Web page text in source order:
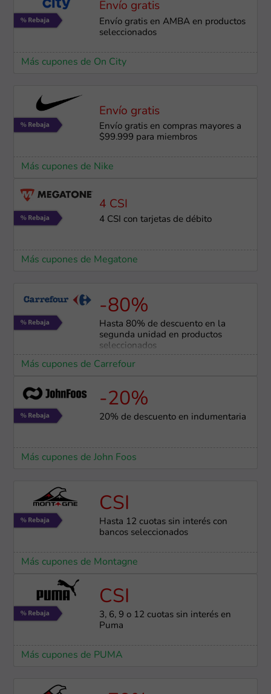
Envío gratis
Envío gratis en AMBA en productos
seleccionados
Más cupones de On City
Envío gratis
Envío gratis en compras mayores a
$99.999 para miembros
Más cupones de Nike
4 CSI
4 CSI con tarjetas de débito
Más cupones de Megatone
-80%
Hasta 80% de descuento en la
segunda unidad en productos
seleccionados
Más cupones de Carrefour
-20%
20% de descuento en indumentaria
Más cupones de John Foos
CSI
Hasta 12 cuotas sin interés con
bancos seleccionados
Más cupones de Montagne
CSI
3, 6, 9 o 12 cuotas sin interés en
Puma
Más cupones de PUMA